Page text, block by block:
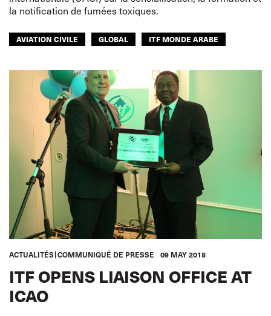
la notification de fumées toxiques.
AVIATION CIVILE GLOBAL ITF MONDE ARABE
ACTUALITÉS COMMUNIQUÉ DE PRESSE 09 MAY 2018
ITF OPENS LIAISON OFFICE AT
ICAO